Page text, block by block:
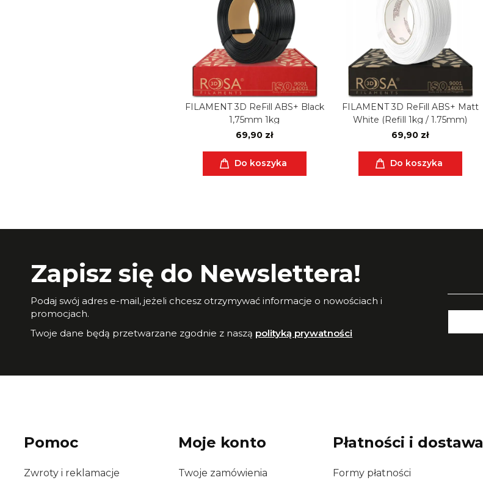
FILAMENT 3D ReFill ABS+ Black
1,75mm 1kg
69,90 zł
Do koszyka
FILAMENT 3D ReFill ABS+ Matt
White (Refill 1kg / 1.75mm)
69,90 zł
Do koszyka
Zapisz się do Newslettera!
Podaj swój adres e-mail, jeżeli chcesz otrzymywać informacje o nowościach i
promocjach.
Twoje dane będą przetwarzane zgodnie z naszą polityką prywatności
Pomoc
Zwroty i reklamacje
Moje konto
Twoje zamówienia
Płatności i dostawa
Formy płatności